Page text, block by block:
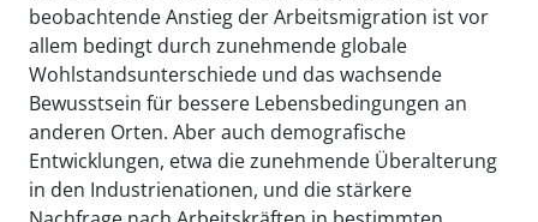
beobachtende Anstieg der Arbeitsmigration ist vor
allem bedingt durch zunehmende globale
Wohlstandsunterschiede und das wachsende
Bewusstsein für bessere Lebensbedingungen an
anderen Orten. Aber auch demografische
Entwicklungen, etwa die zunehmende Überalterung
in den Industrienationen, und die stärkere